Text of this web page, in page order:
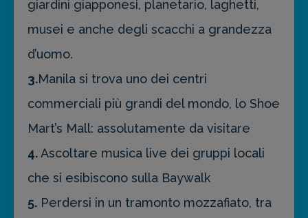
giardini giapponesi, planetario, laghetti,
musei e anche degli scacchi a grandezza
d’uomo.
3.Manila si trova uno dei centri
commerciali più grandi del mondo, lo Shoe
Mart’s Mall: assolutamente da visitare
4.Ascoltare musica live dei gruppi locali
che si esibiscono sulla Baywalk
5. Perdersi in un tramonto mozzafiato, tra